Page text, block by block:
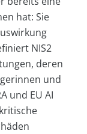
hat: Sie
NIS2
deren
und
und EU AI